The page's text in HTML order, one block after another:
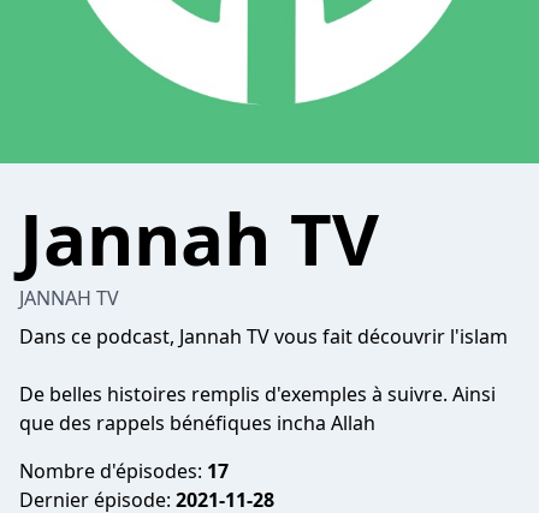
Jannah TV
JANNAH TV
Dans ce podcast, Jannah TV vous fait découvrir l'islam
De belles histoires remplis d'exemples à suivre. Ainsi
que des rappels bénéfiques incha Allah
Nombre d'épisodes: 17
Dernier épisode: 2021-11-28